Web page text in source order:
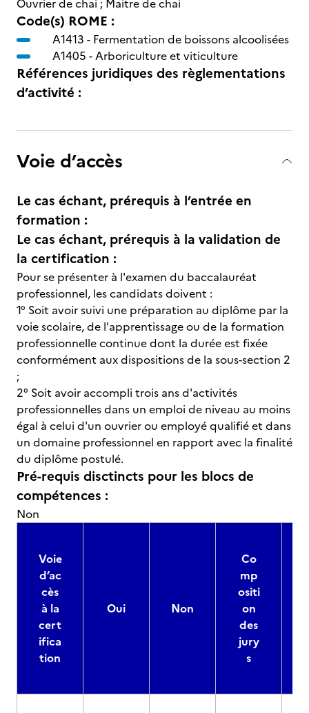
Ouvrier de chai ; Maitre de chai
Code(s) ROME :
A1413 - Fermentation de boissons alcoolisées
A1405 -Arboriculture et viticulture
Références juridiques des règlementations
d’activité :
Voie d’accès
Le cas échant, prérequis à l’entrée en
formation :
Le cas échant, prérequis à la validation de
la certification :
Pour se présenter à l'examen du baccalauréat
professionnel, les candidats doivent :
1° Soit avoir suivi une préparation au diplôme par la
voie scolaire, de l'apprentissage ou de la formation
professionnelle continue dont la durée est fixée
conformément aux dispositions de la sous-section 2
;
2° Soit avoir accompli trois ans d'activités
professionnelles dans un emploi de niveau au moins
égal à celui d'un ouvrier ou employé qualifié et dans
un domaine professionnel en rapport avec la finalité
du diplôme postulé.
Pré-requis disctincts pour les blocs de
compétences :
Non
Voie
d’ac
cès
à la
cert
ifica
tion
Oui Non
Co
mp
ositi
on
des
jury
s